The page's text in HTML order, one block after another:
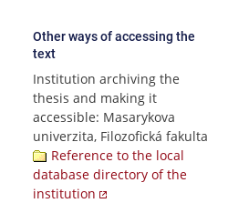
Other ways of accessing the
text
Institution archiving the
thesis and making it
accessible: Masarykova
univerzita, Filozofická fakulta
Reference to the local
database directory of the
institution